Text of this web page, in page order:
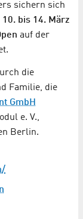
sichern sich
10. bis 14. März
auf der
die
Familie, die
GmbH
e. V.,
Berlin.